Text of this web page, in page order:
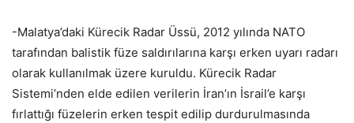
-Malatya’daki Kürecik Radar Üssü, 2012 yılında NATO
tarafından balistik füze saldırılarına karşı erken uyarı radarı
olarak kullanılmak üzere kuruldu. Kürecik Radar
Sistemi’nden elde edilen verilerin İran’ın İsrail’e karşı
fırlattığı füzelerin erken tespit edilip durdurulmasında